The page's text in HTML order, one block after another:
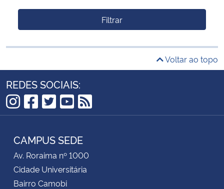
Filtrar
Voltar ao topo
REDES SOCIAIS:
Instagram
Facebook
Twitter
YouTube
RSS
CAMPUS SEDE
Av. Roraima nº 1000
Cidade Universitária
Bairro Camobi